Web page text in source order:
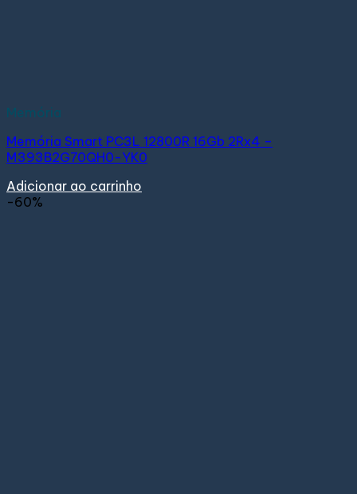
Memória
Memória Smart PC3L 12800R 16Gb 2Rx4 –
M393B2G70QH0-YK0
Adicionar ao carrinho
-60%